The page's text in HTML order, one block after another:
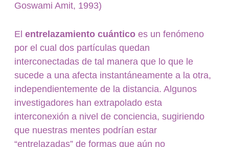
Goswami Amit, 1993)
El entrelazamiento cuánticoes un fenómeno
por el cual dos partículas quedan
interconectadas de tal manera que lo que le
sucede a una afecta instantáneamente a la otra,
independientemente de la distancia. Algunos
investigadores han extrapolado esta
interconexión a nivel de conciencia, sugiriendo
que nuestras mentes podrían estar
“entrelazadas” de formas que aún no